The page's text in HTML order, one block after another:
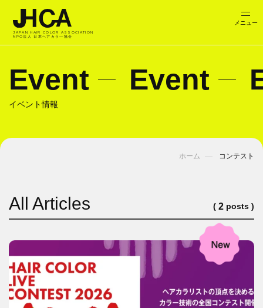
JAPAN HAIR COLOR ASSOCIATION
NPO法人 日本ヘアカラ―協会
Event Event
イベント情報
ホーム コンテスト
All Articles ( 2 posts )